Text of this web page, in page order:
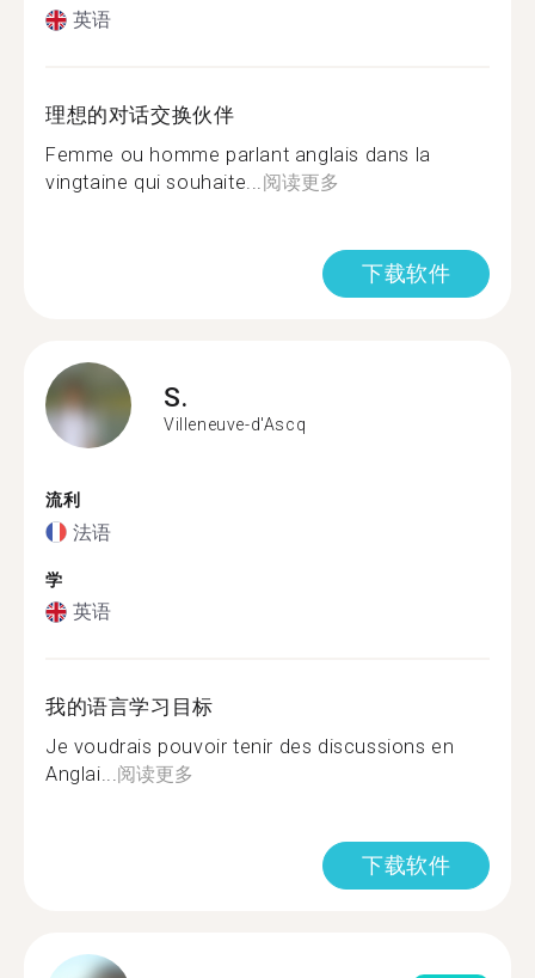
英语
理想的对话交换伙伴
Femme ou homme parlant anglais dans la
vingtaine qui souhaite...阅读更多
下载软件
S.
Villeneuve-d'Ascq
流利
法语
学
英语
我的语言学习目标
Je voudrais pouvoir tenir des discussions en
Anglai...阅读更多
下载软件